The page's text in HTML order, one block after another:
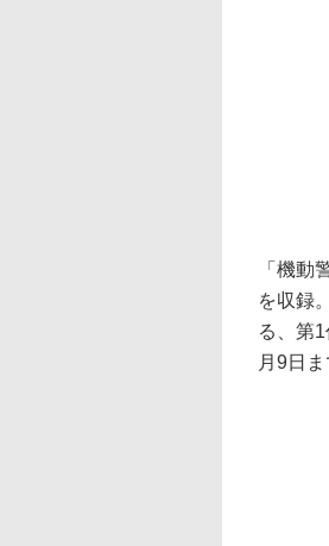
「機動
を収録
る、第
月9日